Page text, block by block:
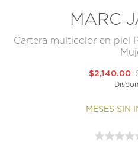
MARC
Cartera multicolor en piel
$2,140.00
MESES SIN